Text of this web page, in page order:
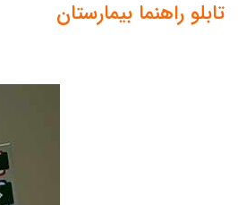
تابلو راهنما بیمارستان